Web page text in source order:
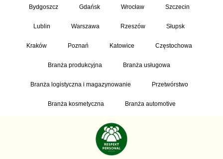
Bydgoszcz Gdańsk Wrocław Szczecin
Lublin Warszawa Rzeszów Słupsk
Kraków Poznań Katowice Częstochowa
Branża produkcyjna Branża usługowa
Branża logistyczna i magazynowanie Przetwórstwo
Branża kosmetyczna Branża automotive